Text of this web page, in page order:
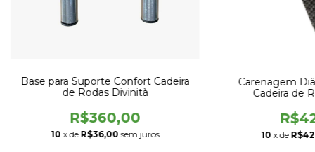
Base para Suporte Confort Cadeira
de Rodas Divinità
R$360,00
10 x de R$36,00 sem juros
Carenagem
Cadeira de
10 x de